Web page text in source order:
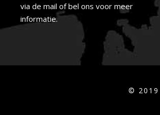
via de mail of bel ons voor meer
informatie.
© 2019